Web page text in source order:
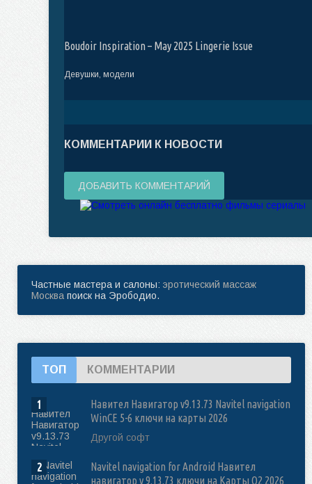
Boudoir Inspiration – May 2025 Lingerie Issue
Девушки, модели
КОММЕНТАРИИ К НОВОСТИ
ДОБАВИТЬ КОММЕНТАРИЙ
Частные мастера и салоны: эротический массаж
Москва поиск на Эрободио.
ТОП КОММЕНТАРИИ
1
Навител Навигатор v9.13.73 Navitel navigation
WinCE 5-6 ключи на карты 2026
Другой софт
2
Navitel navigation for Android Навител
навигатор v 9.13.73 ключи на Карты Q2 2026